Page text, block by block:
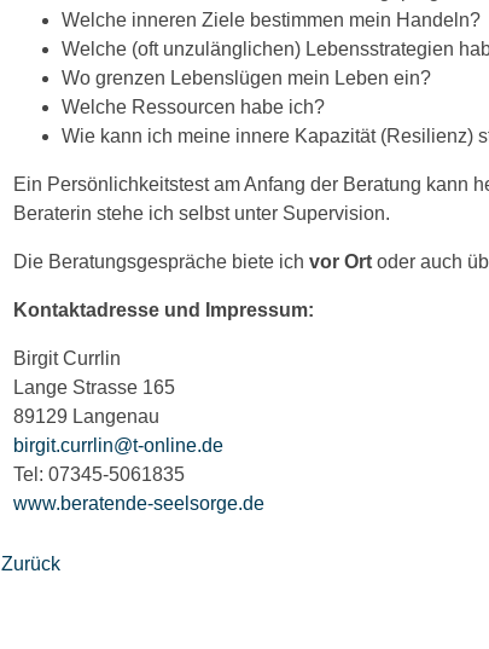
Welche inneren Ziele bestimmen mein Handeln?
Welche (oft unzulänglichen) Lebensstrategien
Wo grenzen Lebenslügen mein Leben ein?
Welche Ressourcen habe ich?
Wie kann ich meine innere Kapazität (Resilienz)
Ein Persönlichkeitstest am Anfang der Beratung kann
Beraterin stehe ich selbst unter Supervision.
Die Beratungsgespräche biete ich vor Ort oder auch
Kontaktadresse und Impressum:
Birgit Currlin
Lange Strasse 165
89129 Langenau
birgit.currlin@t-online.de
Tel: 07345-5061835
www.beratende-seelsorge.de
Zurück